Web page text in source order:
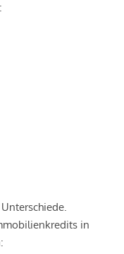
in